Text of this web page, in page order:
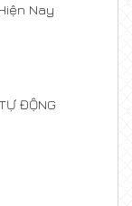
Nay
ĐỘNG